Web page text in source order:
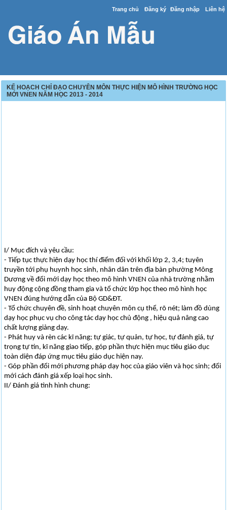
Trang chủ Đăng ký Đăng nhập Liên hệ
KẾ HOẠCH CHỈ ĐẠO CHUYÊN MÔN THỰC HIỆN MÔ HÌNH TRƯỜNG HỌC
MỚI VNEN NĂM HỌC 2013 - 2014
I/ Mục đích và yêu cầu:
- Tiếp tục thực hiện dạy học thí điểm đối với khối lớp 2, 3,4; tuyên
truyền tới phụ huynh học sinh, nhân dân trên địa bàn phường Mông
Dương về đổi mới dạy học theo mô hình VNEN của nhà trường nhằm
huy động cộng đồng tham gia và tổ chức lớp học theo mô hình học
VNEN đúng hướng dẫn của Bộ GD&ĐT.
- Tổ chức chuyên đề, sinh hoạt chuyên môn cụ thể, rõ nét; làm đồ dùng
dạy học phục vụ cho công tác dạy học chủ động , hiệu quả nâng cao
chất lượng giảng dạy.
- Phát huy và rèn các kĩ năng; tự giác, tự quản, tự học, tự đánh giá, tự
trọng tự tin, kĩ năng giao tiếp, góp phần thực hiện mục tiêu giáo dục
toàn diện đáp ứng mục tiêu giáo dục hiện nay.
- Góp phần đổi mới phương pháp dạy học của giáo viên và học sinh; đổi
mới cách đánh giá xếp loại học sinh.
II/ Đánh giá tình hình chung: